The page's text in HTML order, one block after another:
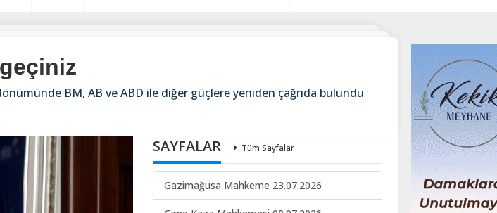
BM, AB ve ABD ile diğer güçlere yeniden çağrıda bulundu
SAYFALAR Tüm Sayfalar
Gazimağusa Mahkeme 23.07.2026